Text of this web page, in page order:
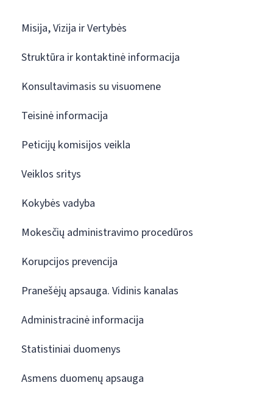
Misija, Vizija ir Vertybės
Struktūra ir kontaktinė informacija
Konsultavimasis su visuomene
Teisinė informacija
Peticijų komisijos veikla
Veiklos sritys
Kokybės vadyba
Mokesčių administravimo procedūros
Korupcijos prevencija
Pranešėjų apsauga. Vidinis kanalas
Administracinė informacija
Statistiniai duomenys
Asmens duomenų apsauga